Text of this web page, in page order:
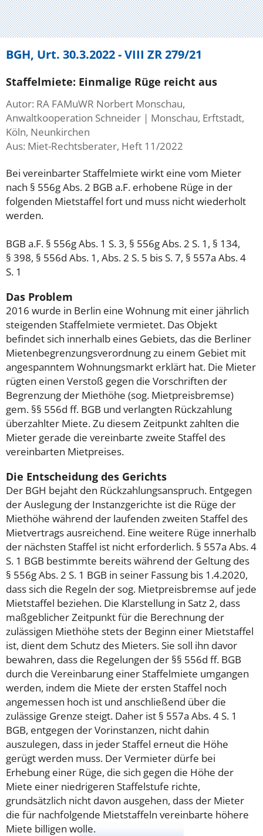
BGH, Urt. 30.3.2022 - VIII ZR 279/21
Staffelmiete: Einmalige Rüge reicht aus
Autor: RA FAMuWR Norbert Monschau,
Anwaltkooperation Schneider | Monschau, Erftstadt,
Köln, Neunkirchen
Aus: Miet-Rechtsberater, Heft 11/2022
Bei vereinbarter Staffelmiete wirkt eine vom Mieter
nach § 556g Abs. 2 BGB a.F. erhobene Rüge in der
folgenden Mietstaffel fort und muss nicht wiederholt
werden.
BGB a.F. § 556g Abs. 1 S. 3, § 556g Abs. 2 S. 1, § 134,
§ 398, § 556d Abs. 1, Abs. 2 S. 5 bis S. 7, § 557a Abs. 4
S. 1
Das Problem
2016 wurde in Berlin eine Wohnung mit einer jährlich
steigenden Staffelmiete vermietet. Das Objekt
befindet sich innerhalb eines Gebiets, das die Berliner
Mietenbegrenzungsverordnung zu einem Gebiet mit
angespanntem Wohnungsmarkt erklärt hat. Die Mieter
rügten einen Verstoß gegen die Vorschriften der
Begrenzung der Miethöhe (sog. Mietpreisbremse)
gem. §§ 556d ff. BGB und verlangten Rückzahlung
überzahlter Miete. Zu diesem Zeitpunkt zahlten die
Mieter gerade die vereinbarte zweite Staffel des
vereinbarten Mietpreises.
Die Entscheidung des Gerichts
Der BGH bejaht den Rückzahlungsanspruch. Entgegen
der Auslegung der Instanzgerichte ist die Rüge der
Miethöhe während der laufenden zweiten Staffel des
Mietvertrags ausreichend. Eine weitere Rüge innerhalb
der nächsten Staffel ist nicht erforderlich. § 557a Abs. 4
S. 1 BGB bestimmte bereits während der Geltung des
§ 556g Abs. 2 S. 1 BGB in seiner Fassung bis 1.4.2020,
dass sich die Regeln der sog. Mietpreisbremse auf jede
Mietstaffel beziehen. Die Klarstellung in Satz 2, dass
maßgeblicher Zeitpunkt für die Berechnung der
zulässigen Miethöhe stets der Beginn einer Mietstaffel
ist, dient dem Schutz des Mieters. Sie soll ihn davor
bewahren, dass die Regelungen der §§ 556d ff. BGB
durch die Vereinbarung einer Staffelmiete umgangen
werden, indem die Miete der ersten Staffel noch
angemessen hoch ist und anschließend über die
zulässige Grenze steigt. Daher ist § 557a Abs. 4 S. 1
BGB, entgegen der Vorinstanzen, nicht dahin
auszulegen, dass in jeder Staffel erneut die Höhe
gerügt werden muss. Der Vermieter dürfe bei
Erhebung einer Rüge, die sich gegen die Höhe der
Miete einer niedrigeren Staffelstufe richte,
grundsätzlich nicht davon ausgehen, dass der Mieter
die für nachfolgende Mietstaffeln vereinbarte höhere
Miete billigen wolle.